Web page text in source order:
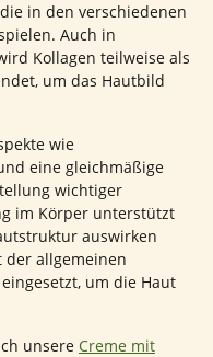
in den verschiedenen
Auch in
Kollagen teilweise als
um das Hautbild
wie
eine gleichmäßige
wichtiger
im Körper unterstützt
auswirken
der allgemeinen
um die Haut
unsere Creme mit